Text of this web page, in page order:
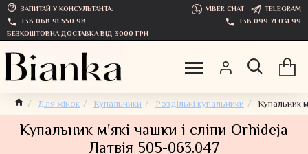
ЗАПИТАЙ У КОНСУЛЬТАНТА: VIBER CHAT
TELEGRAM
+38 068 91 550 98
+38 099 71 031 99
БЕЗКОШТОВНА ДОСТАВКА ВІД 3000 ГРН
Для жінок Купальники Роздільні купальники Купальник
Купальник м'які чашки і сліпи Orhideja
Латвія 505-063.047